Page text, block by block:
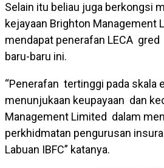
Selain itu beliau juga berkongsi
kejayaan Brighton Management
mendapat penerafan LECA gred
baru-baru ini.
“Penerafan tertinggi pada skala
menunjukaan keupayaan dan
Management Limited dalam
perkhidmatan pengurusan
Labuan IBFC” katanya.